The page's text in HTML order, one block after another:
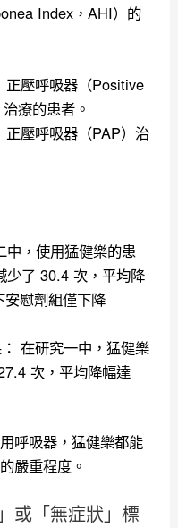
Index，AHI）的
壓呼吸器（Positive
療的患者。
壓呼吸器（PAP）治
，使用猛健樂的患
少了 30.4 次，平均降
慰劑組僅下降
在研究一中，猛健樂
次，平均降幅達
呼吸器，猛健樂都能
嚴重程度。
或「無症狀」標